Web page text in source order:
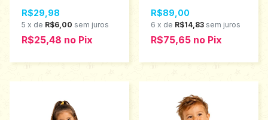
R$29,98
5 x de R$6,00 sem juros
R$25,48 no Pix
R$89,00
6 x de R$14,83 sem juros
R$75,65 no Pix